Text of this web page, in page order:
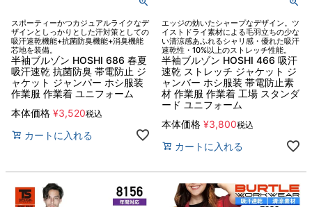
スポーティーかつカジュアルライクなデ
ザインとしっかりとした汗対策としての
吸汗速乾機能+抗菌防臭機能+消臭機能
芯地を装備。
半袖ブルゾン HOSHI 686 春夏
吸汗速乾 抗菌防臭 帯電防止 ジ
ャケット ジャンパー ホシ服装
作業服 作業着 ユニフォーム
本体価格 ¥3,520税込
カートに入れる
エッジの効いたシャープなデザイン。ツ
イストドライ素材による毛羽立ちの少な
い清涼感あふれるシャリ感・優れた吸汗
速乾性・10%以上のストレッチ性能。
半袖ブルゾン HOSHI 466 吸汗
速乾 ストレッチ ジャケット ジ
ャンバー ホシ服装 帯電防止素
材 作業服 作業着 工場 スタンダ
ード ユニフォーム
本体価格 ¥3,800税込
カートに入れる